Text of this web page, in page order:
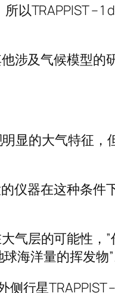
以TRAPPIST – 1
涉及气候模型的
明显的大气特征，
仪器在这种条件
气层的可能性，”
海洋量的挥发物”
行星TRAPPIST –